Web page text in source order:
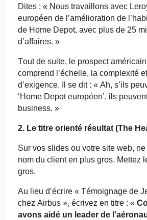
Dites : « Nous travaillons avec
européen de l’amélioration de
de Home Depot, avec plus de 25
d’affaires. »
Tout de suite, le prospect américain
comprend l’échelle, la complexité
d’exigence. Il se dit : « Ah, s’ils
‘Home Depoteuropéen’, ils
business. »
2. Le titre orienté résultat (The
Sur vos slides ou votre site web,
nom du client en plus gros. Mettez
gros.
Au lieu d’écrire « Témoignage de
chez Airbus », écrivez en titre : «
avons aidé un leader de